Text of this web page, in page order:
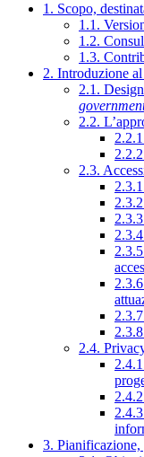
1. Scopo,
1.1.
1.2.
1.3.
2. Introduzione
2.1.
2.2.
2.3.
2.4.
3. Pianificazione,